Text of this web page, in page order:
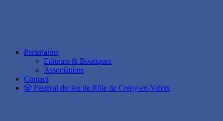
Partenaires
Editeurs & Boutiques
Associations
Contact
🎲 Festival du Jeu de Rôle de Crépy-en-Valois